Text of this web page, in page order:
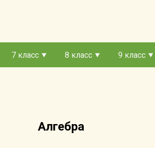
7 класс 8 класс 9 класс
Алгебра